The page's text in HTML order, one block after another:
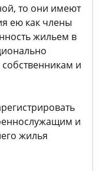
то они имеют
ею как члены
жильем в
и
и
жилья